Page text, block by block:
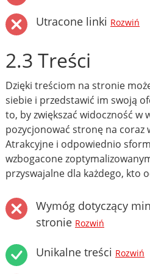
Utracone linki Rozwiń
2.3 Treści
Dzięki treściom na stronie
siebie i przedstawić im swoją
to, by zwiększać widoczność w
pozycjonować stronę na coraz
Atrakcyjne i odpowiednio
wzbogacone
przyswajalne dla każdego, kto
Wymóg dotyczący
stronie Rozwiń
Unikalne treści Rozwiń